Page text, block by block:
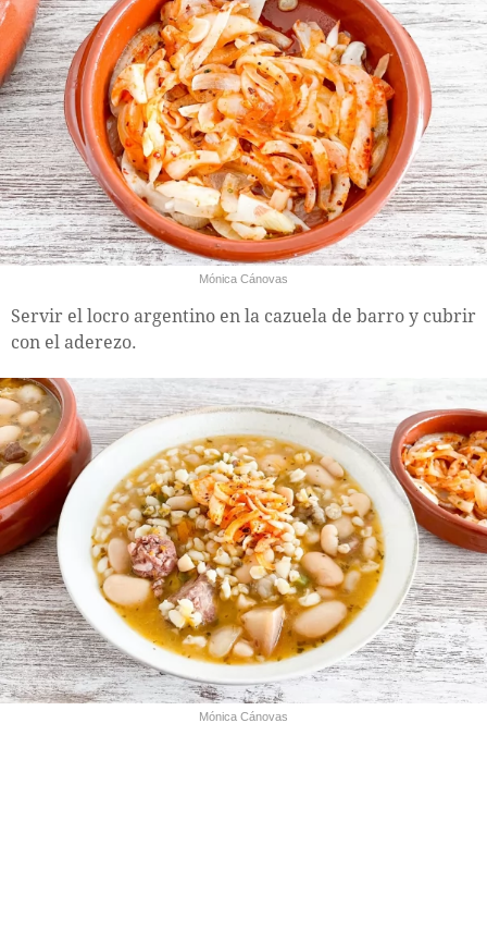
Mónica Cánovas
Servir el locro argentino en la cazuela de barro y cubrir
con el aderezo.
Mónica Cánovas